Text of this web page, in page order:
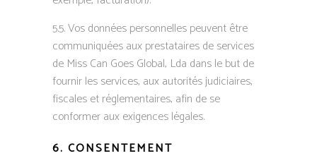
5.5. Vos données personnelles peuvent être
communiquées aux prestataires de services
de Miss Can Goes Global, Lda dans le but de
fournir les services, aux autorités judiciaires,
fiscales et réglementaires, afin de se
conformer aux exigences légales.
6. CONSENTEMENT